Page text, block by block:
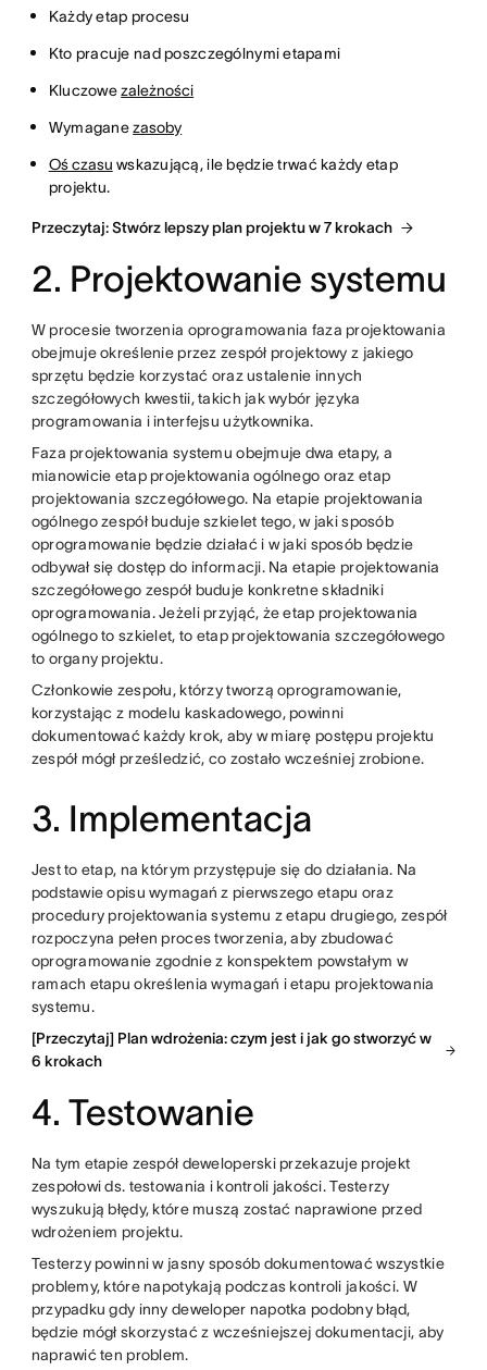
Każdy etap procesu
Kto pracuje nad poszczególnymi etapami
Kluczowezależności
Wymaganezasoby
Oś czasu wskazującą, ile będzie trwać każdy etap
projektu.
Przeczytaj: Stwórz lepszy plan projektu w 7 krokach
2. Projektowanie systemu
W procesie tworzenia oprogramowania faza projektowania
obejmuje określenie przez zespół projektowy z jakiego
sprzętu będzie korzystać oraz ustalenie innych
szczegółowych kwestii, takich jak wybór języka
programowania i interfejsu użytkownika.
Faza projektowania systemu obejmuje dwa etapy, a
mianowicie etap projektowania ogólnego oraz etap
projektowania szczegółowego. Na etapie projektowania
ogólnego zespół buduje szkielet tego, w jaki sposób
oprogramowanie będzie działać i w jaki sposób będzie
odbywał się dostęp do informacji. Na etapie projektowania
szczegółowego zespół buduje konkretne składniki
oprogramowania. Jeżeli przyjąć, że etap projektowania
ogólnego to szkielet, to etap projektowania szczegółowego
to organy projektu.
Członkowie zespołu, którzy tworzą oprogramowanie,
korzystając z modelu kaskadowego, powinni
dokumentować każdy krok, aby w miarę postępu projektu
zespół mógł prześledzić, co zostało wcześniej zrobione.
3. Implementacja
Jest to etap, na którym przystępuje się do działania. Na
podstawie opisu wymagań z pierwszego etapu oraz
procedury projektowania systemu z etapu drugiego, zespół
rozpoczyna pełen proces tworzenia, aby zbudować
oprogramowanie zgodnie z konspektem powstałym w
ramach etapu określenia wymagań i etapu projektowania
systemu.
[Przeczytaj] Plan wdrożenia: czym jest i jak go stworzyć w
6 krokach
4. Testowanie
Na tym etapie zespół deweloperski przekazuje projekt
zespołowi ds. testowania i kontroli jakości. Testerzy
wyszukują błędy, które muszą zostać naprawione przed
wdrożeniem projektu.
Testerzy powinni w jasny sposób dokumentować wszystkie
problemy, które napotykają podczas kontroli jakości. W
przypadku gdy inny deweloper napotka podobny błąd,
będzie mógł skorzystać z wcześniejszej dokumentacji, aby
naprawić ten problem.